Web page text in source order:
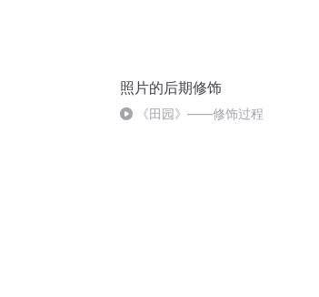
照片的后期修饰
《田园》——修饰过程